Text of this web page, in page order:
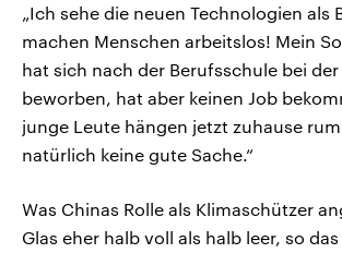
„Ich sehe die neuen Technologien als
machen Menschen arbeitslos! Mein
hat sich nach der Berufsschule bei
beworben, hat aber keinen Job
junge Leute hängen jetzt zuhause
natürlich keine gute Sache.“
Was Chinas Rolle als Klimaschützer
Glas eher halb voll als halb leer, so